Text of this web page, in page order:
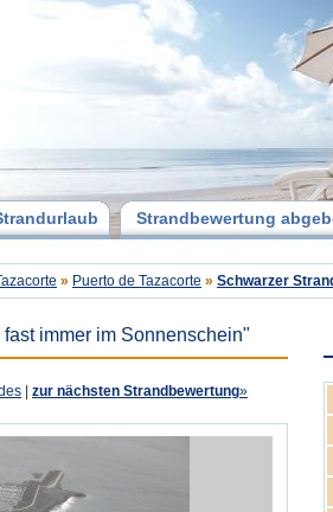
Strandbewertung
» Puerto de Tazacorte » Schwarzer
immer im Sonnenschein"
zur nächsten Strandbewertung»